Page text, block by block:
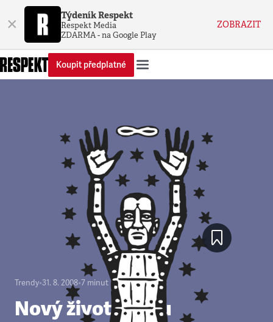
× Týdeník Respekt
Respekt Media
ZDARMA - na Google Play
ZOBRAZIT
Koupit předplatné
Trendy•31. 8. 2008•7 minut
Nový život vinylu